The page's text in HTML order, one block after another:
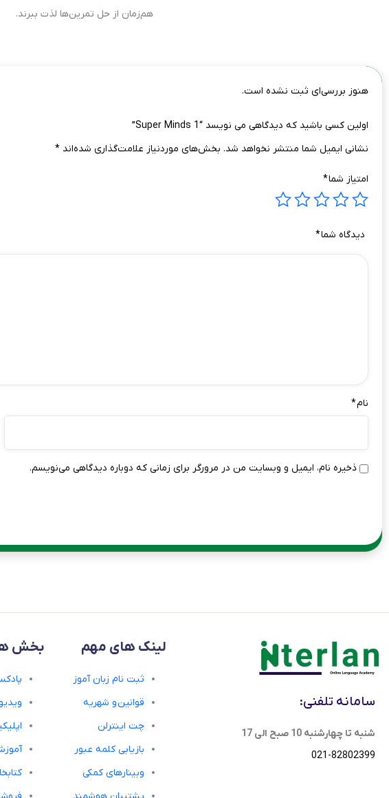
هم‌زمان از حل تمرین‌ها لذت ببرند.
هنوز بررسی‌ای ثبت نشده است.
اولین کسی باشید که دیدگاهی می نویسد “Super Minds 1”
نشانی ایمیل شما منتشر نخواهد شد. بخش‌های موردنیاز علامت‌گذاری شده‌اند *
امتیاز شما*
دیدگاه شما*
نام*
ذخیره نام، ایمیل و وبسایت من در مرورگر برای زمانی که دوباره دیدگاهی می‌نویسم.
سامانه تلفنی:
شنبه تا چهارشنبه 10 صبح الی 17
021-82802399
لینک های مهم
ثبت نام زبان آموز
قوانین و شهریه
چت اینترلن
بازیابی کلمه عبور
وبینارهای کمکی
بخش